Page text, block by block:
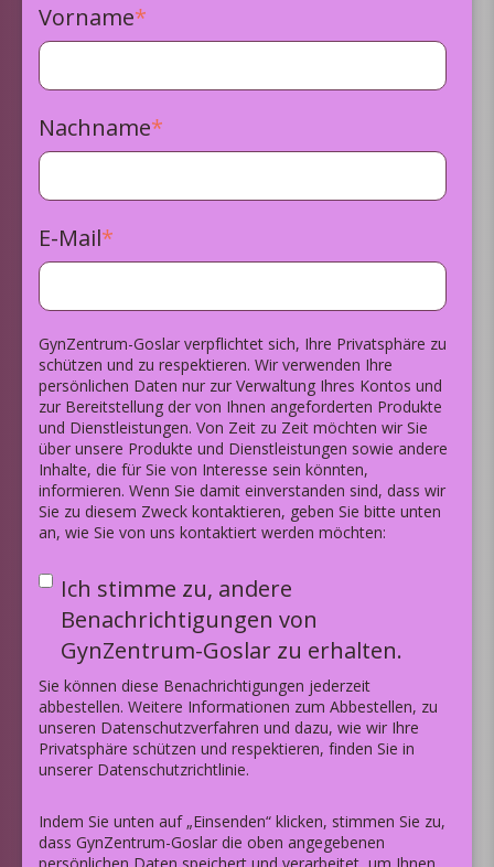
Vorname*
Nachname*
E-Mail*
GynZentrum-Goslar verpflichtet sich, Ihre Privatsphäre zu
schützen und zu respektieren. Wir verwenden Ihre
persönlichen Daten nur zur Verwaltung Ihres Kontos und
zur Bereitstellung der von Ihnen angeforderten Produkte
und Dienstleistungen. Von Zeit zu Zeit möchten wir Sie
über unsere Produkte und Dienstleistungen sowie andere
Inhalte, die für Sie von Interesse sein könnten,
informieren. Wenn Sie damit einverstanden sind, dass wir
Sie zu diesem Zweck kontaktieren, geben Sie bitte unten
an, wie Sie von uns kontaktiert werden möchten:
Ich stimme zu, andere
Benachrichtigungen von
GynZentrum-Goslar zu erhalten.
Sie können diese Benachrichtigungen jederzeit
abbestellen. Weitere Informationen zum Abbestellen, zu
unseren Datenschutzverfahren und dazu, wie wir Ihre
Privatsphäre schützen und respektieren, finden Sie in
unserer Datenschutzrichtlinie.
Indem Sie unten auf „Einsenden“ klicken, stimmen Sie zu,
dass GynZentrum-Goslar die oben angegebenen
persönlichen Daten speichert und verarbeitet, um Ihnen